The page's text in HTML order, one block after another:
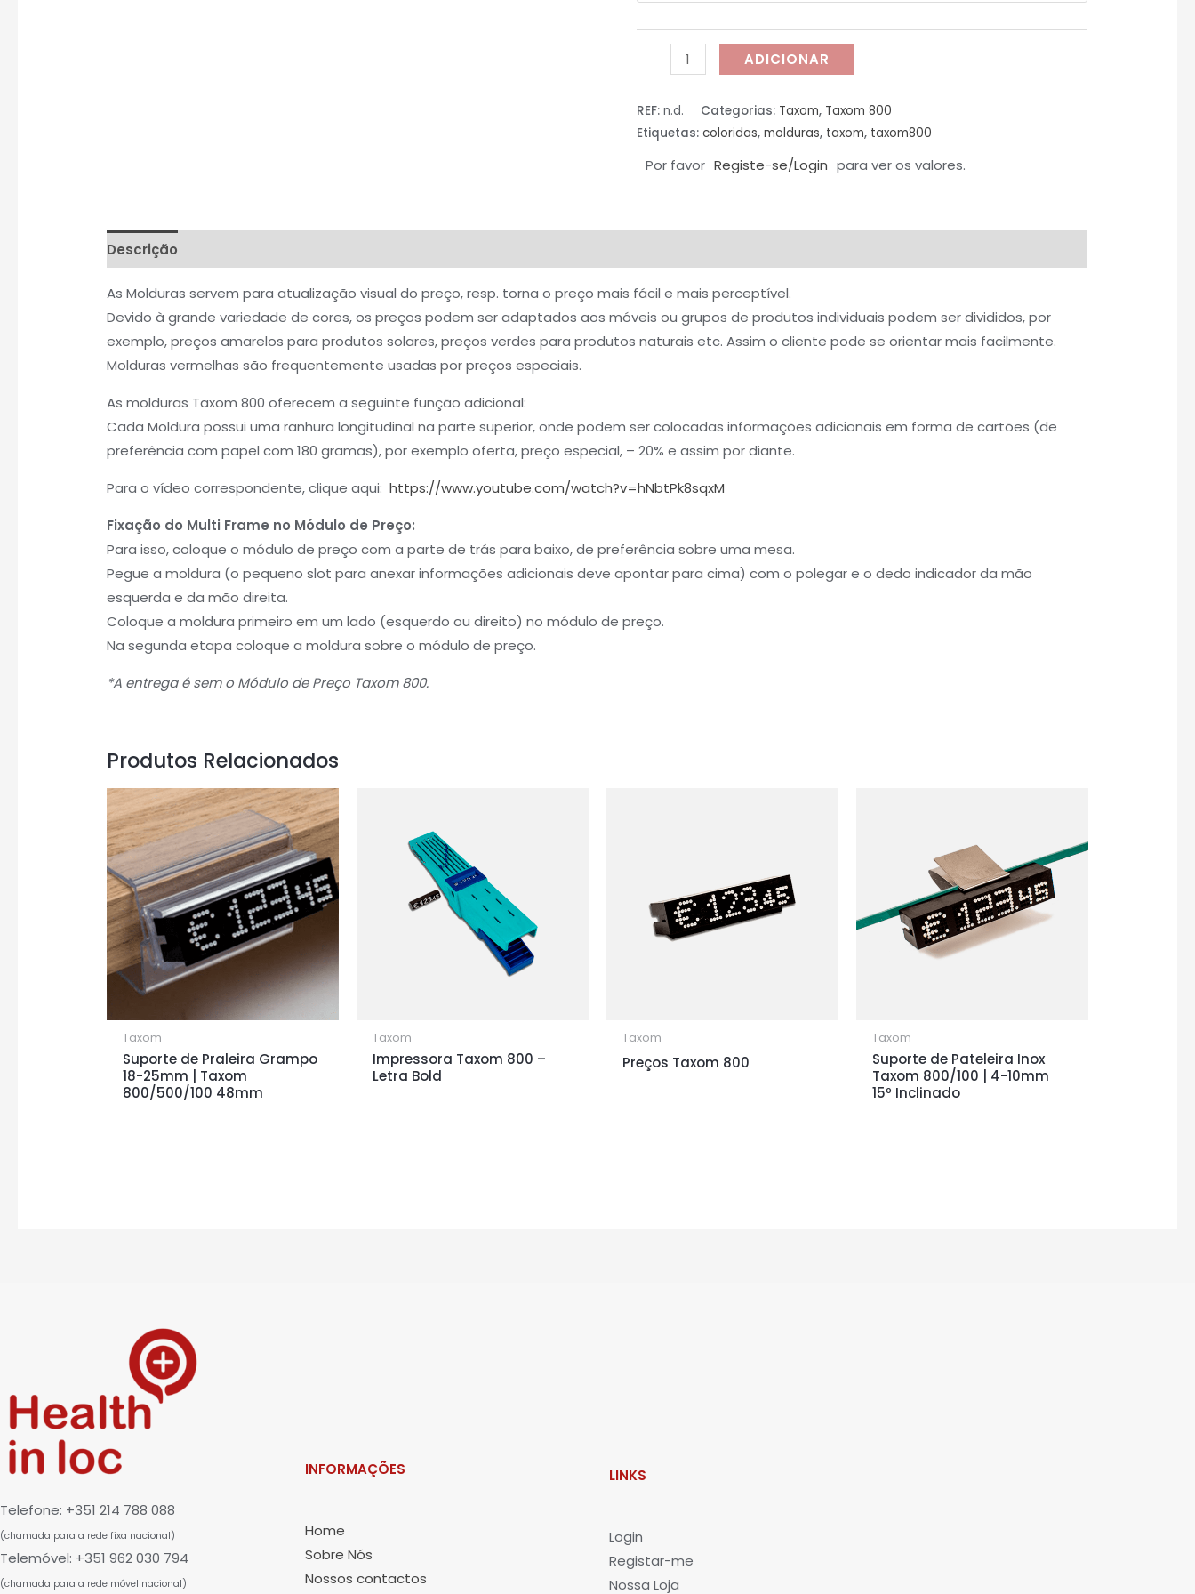
ADICIONAR
REF:n.d. Categorias: Taxom, Taxom 800
Etiquetas:coloridas,molduras, taxom, taxom800
Por favor Registe-se/Login para ver os valores.
Descrição
As Molduras servem para atualização visual do preço, resp. torna o preço mais fácil e mais perceptível.
Devido à grande variedade de cores, os preços podem ser adaptados aos móveis ou grupos de produtos individuais podem ser divididos, por
exemplo, preços amarelos para produtos solares, preços verdes para produtos naturais etc. Assim o cliente pode se orientar mais facilmente.
Molduras vermelhas são frequentemente usadas por preços especiais.
As molduras Taxom 800 oferecem a seguinte função adicional:
Cada Moldura possui uma ranhura longitudinal na parte superior, onde podem ser colocadas informações adicionais em forma de cartões (de
preferência com papel com 180 gramas), por exemplo oferta, preço especial, – 20% e assim por diante.
Para o vídeo correspondente, clique aqui:https://www.youtube.com/watch?v=hNbtPk8sqxM
Fixação do Multi Frame no Módulo de Preço:
Para isso, coloque o módulo de preço com a parte de trás para baixo, de preferência sobre uma mesa.
Pegue a moldura (o pequeno slot para anexar informações adicionais deve apontar para cima) com o polegar e o dedo indicador da mão
esquerda e da mão direita.
Coloque a moldura primeiro em um lado (esquerdo ou direito) no módulo de preço.
Na segunda etapa coloque a moldura sobre o módulo de preço.
*A entrega é sem o Módulo de Preço Taxom 800.
Produtos Relacionados
Taxom
Suporte de Praleira Grampo
18-25mm | Taxom
800/500/100 48mm
Taxom
Impressora Taxom 800 –
Letra Bold
Taxom
Preços Taxom 800
Taxom
Suporte de Pateleira Inox
Taxom 800/100 | 4-10mm
15º Inclinado
Telefone: +351 214 788 088
(chamada para a rede fixa nacional)
Telemóvel: +351 962 030 794
(chamada para a rede móvel nacional)
INFORMAÇÕES
Home
Sobre Nós
Nossos contactos
LINKS
Login
Registar-me
Nossa Loja